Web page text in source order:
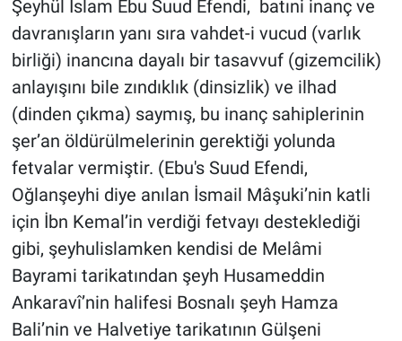
Şeyhül İslam Ebu Suud Efendi, batıni inanç ve
davranışların yanı sıra vahdet-i vucud (varlık
birliği) inancına dayalı bir tasavvuf (gizemcilik)
anlayışını bile zındıklık (dinsizlik) ve ilhad
(dinden çıkma) saymış, bu inanç sahiplerinin
şer’an öldürülmelerinin gerektiği yolunda
fetvalar vermiştir. (Ebu's Suud Efendi,
Oğlanşeyhi diye anılan İsmail Mâşuki’nin katli
için İbn Kemal’in verdiği fetvayı desteklediği
gibi, şeyhulislamken kendisi de Melâmi
Bayrami tarikatından şeyh Husameddin
Ankaravî’nin halifesi Bosnalı şeyh Hamza
Bali’nin ve Halvetiye tarikatının Gülşeni